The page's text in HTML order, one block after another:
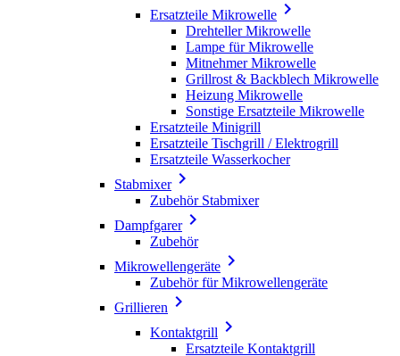
Ersatzteile Mikrowelle 
Drehteller Mikrowelle
Lampe für Mikrowelle
Mitnehmer Mikrowelle
Grillrost & Backblech Mikrowelle
Heizung Mikrowelle
Sonstige Ersatzteile Mikrowelle
Ersatzteile Minigrill
Ersatzteile Tischgrill / Elektrogrill
Ersatzteile Wasserkocher
Stabmixer
Zubehör Stabmixer
Dampfgarer
Zubehör
Mikrowellengeräte 
Zubehör für Mikrowellengeräte
Grillieren 
Kontaktgrill 
Ersatzteile Kontaktgrill